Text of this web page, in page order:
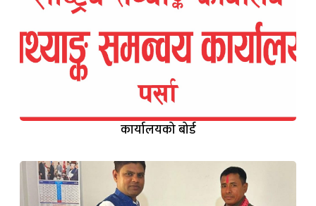
कार्यालयको बोर्ड